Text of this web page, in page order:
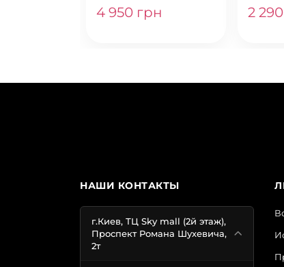
4 950 грн 2
НАШИ КОНТАКТЫ
г.Киев, ТЦ Sky mall (2й этаж),
Проспект Романа Шухевича,
2т